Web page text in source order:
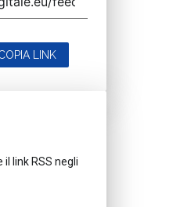
LINK
link RSS negli